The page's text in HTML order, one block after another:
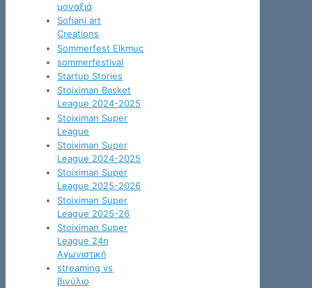
μοναξιά
Sofiani art
Creations
Sommerfest Elkmuc
sommerfestival
Startup Stories
Stoiximan Basket
League 2024-2025
Stoiximan Super
League
Stoiximan Super
League 2024-2025
Stoiximan Super
League 2025-2026
Stoiximan Super
League 2025-26
Stoiximan Super
League 24η
Αγωνιστική
streaming vs
βινύλιο